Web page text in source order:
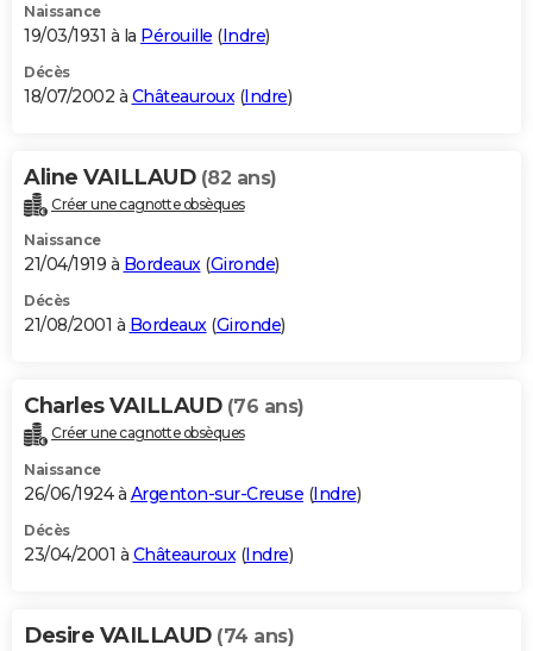
Naissance
19/03/1931 à la Pérouille (Indre)
Décès
18/07/2002 à Châteauroux (Indre)
Aline VAILLAUD (82 ans)
Créer une cagnotte obsèques
Naissance
21/04/1919 à Bordeaux(Gironde)
Décès
21/08/2001 à Bordeaux(Gironde)
Charles VAILLAUD (76 ans)
Créer une cagnotte obsèques
Naissance
26/06/1924 à Argenton-sur-Creuse (Indre)
Décès
23/04/2001 à Châteauroux(Indre)
Desire VAILLAUD (74 ans)